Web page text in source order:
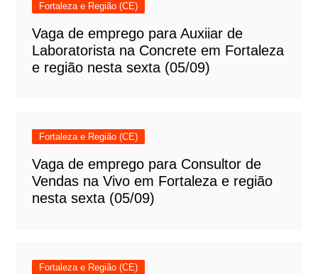
Fortaleza e Região (CE)
Vaga de emprego para Auxiiar de
Laboratorista na Concrete em Fortaleza
e região nesta sexta (05/09)
Fortaleza e Região (CE)
Vaga de emprego para Consultor de
Vendas na Vivo em Fortaleza e região
nesta sexta (05/09)
Fortaleza e Região (CE)